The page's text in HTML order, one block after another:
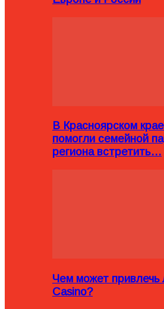
В Красноярском
помогли семейной
региона встретить…
Чем может привлечь
Casino?